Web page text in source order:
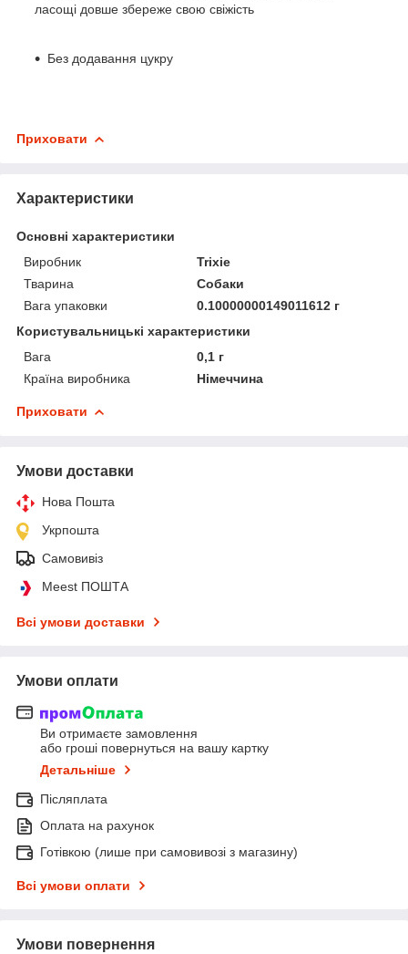
ласощі довше збереже свою свіжість
Без додавання цукру
Приховати
Характеристики
Основні характеристики
Виробник
Trixie
Тварина
Собаки
Вага упаковки
0.10000000149011612 г
Користувальницькі характеристики
Вага
0,1 г
Країна виробника
Німеччина
Приховати
Умови доставки
Нова Пошта
Укрпошта
Самовивіз
Meest ПОШТА
Всі умови доставки
Умови оплати
Ви отримаєте замовлення
або гроші повернуться на вашу картку
Детальніше
Післяплата
Оплата на рахунок
Готівкою (лише при самовивозі з магазину)
Всі умови оплати
Умови повернення